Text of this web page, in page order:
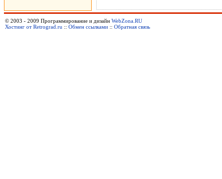
© 2003 - 2009 Программирование и дизайн WebZona.RU
Хостинг от Retrograd.ru :: Обмен ссылками :: Обратная связь